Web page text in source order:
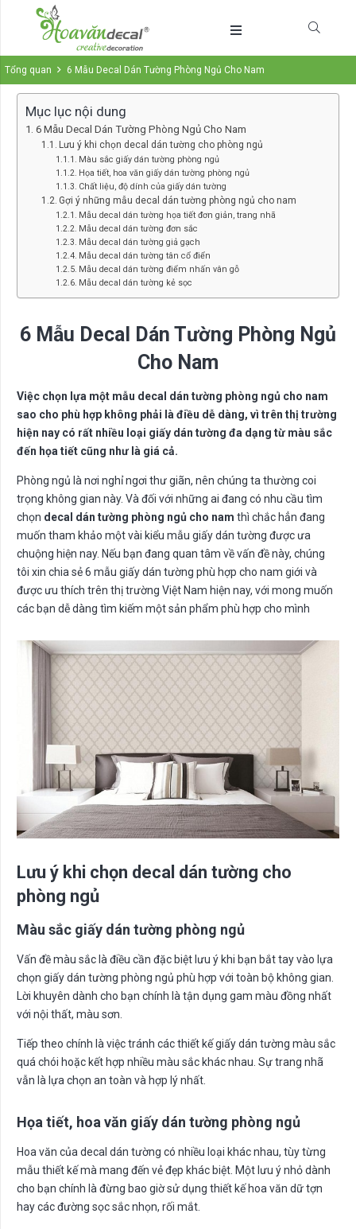
Tổng quan 6 Mẫu Decal Dán Tường Phòng Ngủ Cho Nam
Mục lục nội dung
6 Mẫu Decal Dán Tường Phòng Ngủ Cho Nam
Lưu ý khi chọn decal dán tường cho phòng ngủ
Màu sắc giấy dán tường phòng ngủ
Họa tiết, hoa văn giấy dán tường phòng ngủ
Chất liệu, độ dính của giấy dán tường
Gợi ý những mẫu decal dán tường phòng ngủ cho nam
Mẫu decal dán tường họa tiết đơn giản, trang nhã
Mẫu decal dán tường đơn sắc
Mẫu decal dán tường giả gạch
Mẫu decal dán tường tân cổ điển
Mẫu decal dán tường điểm nhấn vân gỗ
Mẫu decal dán tường kẻ sọc
6 Mẫu Decal Dán Tường Phòng Ngủ
Cho Nam
Việc chọn lựa một mẫu decal dán tường phòng ngủ cho nam
sao cho phù hợp không phải là điều dễ dàng, vì trên thị trường
hiện nay có rất nhiều loại giấy dán tường đa dạng từ màu sắc
đến họa tiết cũng như là giá cả.
Phòng ngủ là nơi nghỉ ngơi thư giãn, nên chúng ta thường coi
trọng không gian này. Và đối với những ai đang có nhu cầu tìm
chọn decal dán tường phòng ngủ cho nam thì chắc hẳn đang
muốn tham khảo một vài kiểu mẫu giấy dán tường được ưa
chuộng hiện nay. Nếu bạn đang quan tâm về vấn đề này, chúng
tôi xin chia sẻ 6 mẫu giấy dán tường phù hợp cho nam giới và
được ưu thích trên thị trường Việt Nam hiện nay, với mong muốn
các bạn dễ dàng tìm kiếm một sản phẩm phù hợp cho mình
Lưu ý khi chọn decal dán tường cho
phòng ngủ
Màu sắc giấy dán tường phòng ngủ
Vấn đề màu sắc là điều cần đặc biệt lưu ý khi bạn bắt tay vào lựa
chọn giấy dán tường phòng ngủ phù hợp với toàn bộ không gian.
Lời khuyên dành cho bạn chính là tận dụng gam màu đồng nhất
với nội thất, màu sơn.
Tiếp theo chính là việc tránh các thiết kế giấy dán tường màu sắc
quá chói hoặc kết hợp nhiều màu sắc khác nhau. Sự trang nhã
vẫn là lựa chọn an toàn và hợp lý nhất.
Họa tiết, hoa văn giấy dán tường phòng ngủ
Hoa văn của decal dán tường có nhiều loại khác nhau, tùy từng
mẫu thiết kế mà mang đến vẻ đẹp khác biệt. Một lưu ý nhỏ dành
cho bạn chính là đừng bao giờ sử dụng thiết kế hoa văn dữ tợn
hay các đường sọc sắc nhọn, rối mắt.